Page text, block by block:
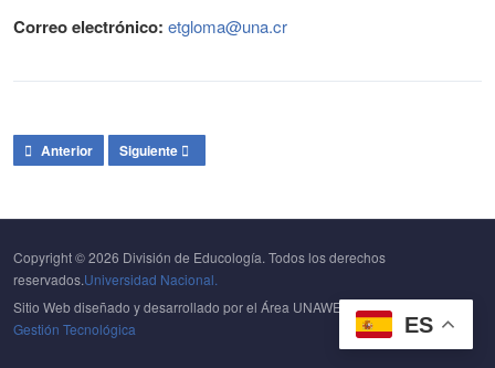
ES
Correo electrónico: etgloma@una.cr
Artículo anterior: Mejoramiento pedagógico integral para la atención de
Anterior Artículo siguiente: Gestión de la calidad del Bachillerato en
Siguiente
Copyright © 2026 División de Educología. Todos los derechos
reservados.Universidad Nacional.
Sitio Web diseñado y desarrollado por el Área UNAWEB delCentro de
Gestión Tecnológica